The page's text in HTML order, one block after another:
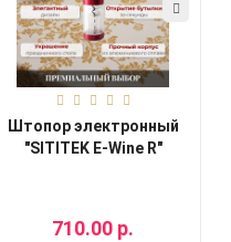
Штопор электронный
"SITITEK E-Wine R"
710.00 р.